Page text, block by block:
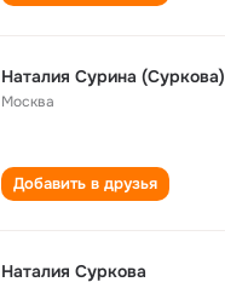
Наталия Сурина (Суркова)
Москва
Добавить в друзья
Наталия Суркова